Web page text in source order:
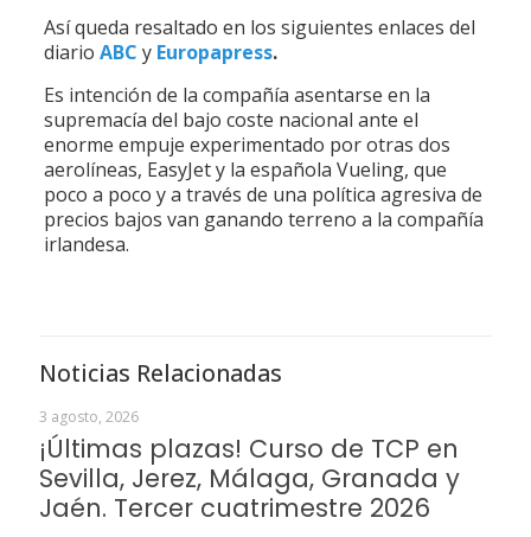
Así queda resaltado en los siguientes enlaces del
diario ABC y Europapress.
Es intención de la compañía asentarse en la
supremacía del bajo coste nacional ante el
enorme empuje experimentado por otras dos
aerolíneas, EasyJet y la española Vueling, que
poco a poco y a través de una política agresiva de
precios bajos van ganando terreno a la compañía
irlandesa.
Noticias Relacionadas
3 agosto, 2026
¡Últimas plazas! Curso de TCP en
Sevilla, Jerez, Málaga, Granada y
Jaén. Tercer cuatrimestre 2026